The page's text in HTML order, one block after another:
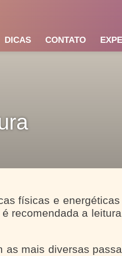
DICAS CONTATO
físicas e
recomendada a
mais diversas